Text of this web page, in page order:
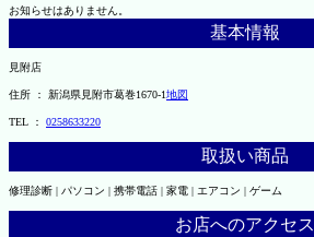
お知らせはありません。
基本情報
見附店
住所 ： 新潟県見附市葛巻1670-1地図
TEL ： 0258633220
取扱い商品
修理診断 | パソコン | 携帯電話 | 家電 | エアコン | ゲーム
お店へのアクセス